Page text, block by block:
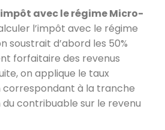
avec le régime Micro-
l’impôt avec le régime
soustrait d’abord les 50%
forfaitaire des revenus
on applique le taux
correspondant à la tranche
du contribuable sur le revenu